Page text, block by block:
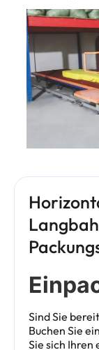
Sind Sie
Buchen Sie
Sie sich Ihren